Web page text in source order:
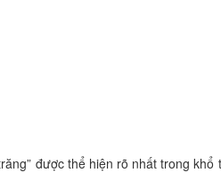
được thể hiện rõ nhất trong